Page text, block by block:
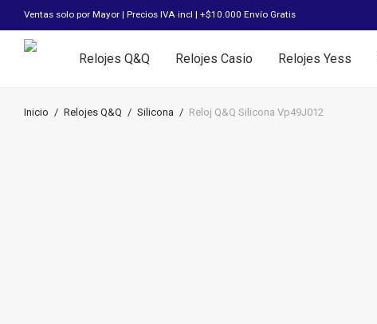
Ventas solo por Mayor | Precios IVA incl | +$10.000 Envío Gratis
Relojes Q&Q Relojes Casio Relojes Yess
Inicio / Relojes Q&Q / Silicona / Reloj Q&Q Silicona Vp49J012